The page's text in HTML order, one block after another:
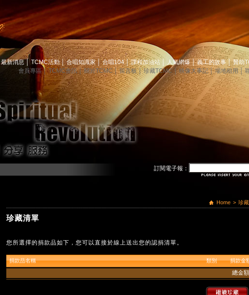
最新消息 TCMC活動│ 合唱知識家│ 合唱104│ 課程加油站 人氣網爆│ 義工的故事 │ 贊助
會員專區│ TCMC會訊│ 關於TCMC│ 留言板│ 珍藏TCMC│ 映像大事記│ 場地租用│
訂閱電子報：
Home > 珍
珍藏清單
您所選擇的捐款品如下，您可以直接於線上送出您的認捐清單。
捐款品名稱 類別 捐款金
總金額